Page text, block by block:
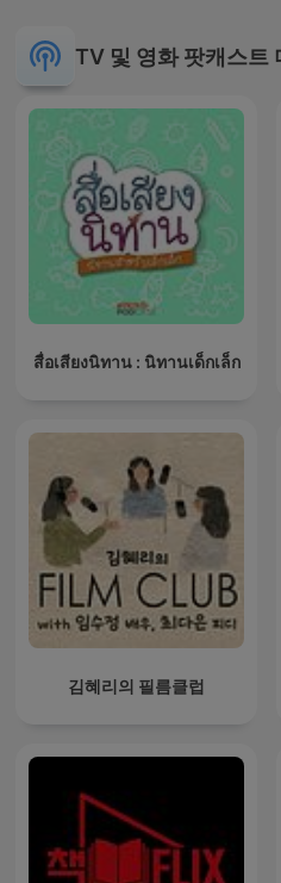
TV 및 영화 팟캐스트
สื่อเสียงนิทาน : นิทานเด็กเล็ก
김혜리의 필름클럽